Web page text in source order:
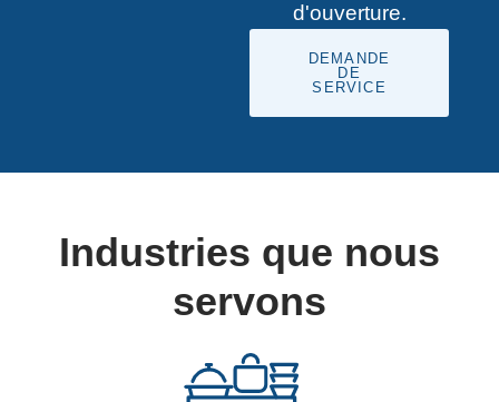
d'ouverture.
DEMANDE
DE
SERVICE
Industries que nous
servons